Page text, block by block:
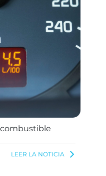
combustible
LEER LA NOTICIA